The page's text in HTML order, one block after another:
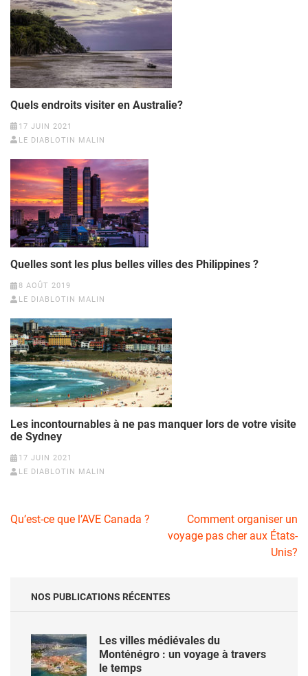
Quels endroits visiter en Australie?
17 JUIN 2021
LE DIABLOTIN MALIN
Quelles sont les plus belles villes des Philippines ?
8 AOÛT 2019
LE DIABLOTIN MALIN
Les incontournables à ne pas manquer lors de votre visite
de Sydney
17 JUIN 2021
LE DIABLOTIN MALIN
Navigation
Qu’est-ce que l’AVE Canada ?
Comment organiser un
voyage pas cher aux États-
Unis?
NOS PUBLICATIONS RÉCENTES
Les villes médiévales du
Monténégro : un voyage à travers
le temps